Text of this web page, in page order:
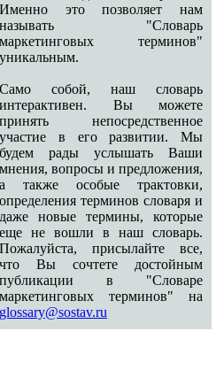
Именно это позволяет нам
называть "Словарь
маркетинговых терминов"
уникальным.
Само собой, наш словарь
интерактивен. Вы можете
принять непосредственное
участие в его развитии. Мы
будем рады услышать Ваши
мнения, вопросы и предложения,
а также особые трактовки,
определения терминов словаря и
даже новые термины, которые
еще не вошли в наш словарь.
Пожалуйста, присылайте все,
что Вы сочтете достойным
публикации в "Словаре
маркетинговых терминов" на
glossary@sostav.ru